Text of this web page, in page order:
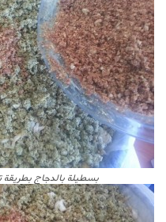
بسطيلة بالدجاج بطريقة